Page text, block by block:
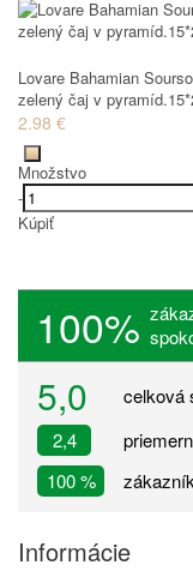
Lovare Bahamian
zelený čaj v
2.98 €
Množstvo
-
Kúpiť
100%
5,0
celková
2,4
100 %
Informácie